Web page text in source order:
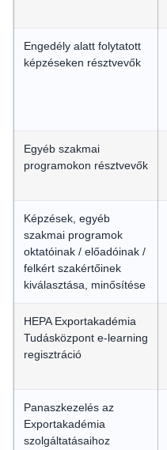
Engedély alatt folytatott
képzéseken résztvevők
Egyéb szakmai
programokon résztvevők
Képzések, egyéb
szakmai programok
oktatóinak / előadóinak /
felkért szakértőinek
kiválasztása, minősítése
HEPA Exportakadémia
Tudásközpont e-learning
regisztráció
Panaszkezelés az
Exportakadémia
szolgáltatásaihoz